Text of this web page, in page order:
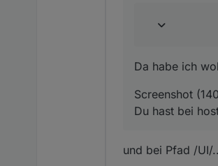
Da habe ich
Screenshot
Du hast bei
und bei Pfad /UI/